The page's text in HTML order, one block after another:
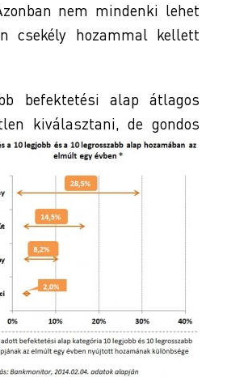
nem mindenki lehet
csekély hozammal kellett
befektetési alap átlagos
kiválasztani, de gondos